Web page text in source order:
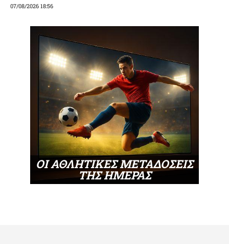
07/08/2026 18:56
ΟΙ ΑΘΛΗΤΙΚΕΣ ΜΕΤΑΔΟΣΕΙΣ
ΤΗΣ ΗΜΕΡΑΣ